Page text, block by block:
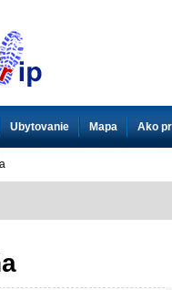
Ubytovanie Mapa Ako